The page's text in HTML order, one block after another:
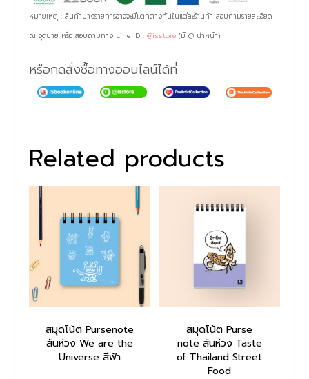
หมายเหตุ : สินค้าบางรายการอาจจะมีแตกต่างกันในแต่ละร้านค้า สอบถามรายละเอียด
ณ จุดขาย หรือ สอบถามทาง Line ID :@isstore (มี @ นำหน้า)
หรือกดสั่งซื้อทางออนไลน์ได้ที่ :
Related products
สมุดโน้ต Pursenote
สันห่วง We are the
Universe สีฟ้า
สมุดโน้ต Purse
note สันห่วง Taste
of Thailand Street
Food